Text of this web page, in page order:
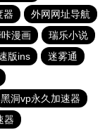
器
外网网址导航
漫画
瑞乐小说
版ins
迷雾通
黑洞vp永久加速器
器